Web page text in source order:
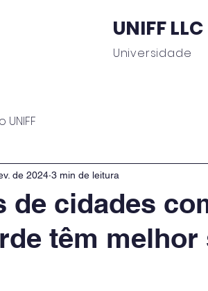
UNIFF LLC
Universidade
de cidades
têm melhor
de 2024 3 min de leitura